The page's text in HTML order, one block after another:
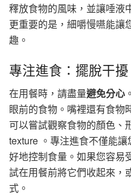
釋放食物的風味，並讓唾液
更重要的是，細嚼慢嚥能讓
趣。
專注進食：擺脫干
在用餐時，請盡量避免分心
眼前的食物。嘴裡還有食物
可以嘗試觀察食物的顏色、
texture 。專注進食不僅能
好地控制食量。如果您容易
試在用餐前將它們收起來，
式。